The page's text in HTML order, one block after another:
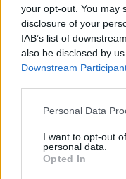
your opt-out. You may
disclosure of your
IAB’s list of
also be disclosed by
Downstream
Personal Data
I want to opt-out
personal data.
Opted In
Wenn manche
allgemeinen Hysterie
dabei vor allem ihr
unterwerfen, stehen
lockigem oder ganz
anzupassen. Diese
Druck von anderen.
Offiziell sind